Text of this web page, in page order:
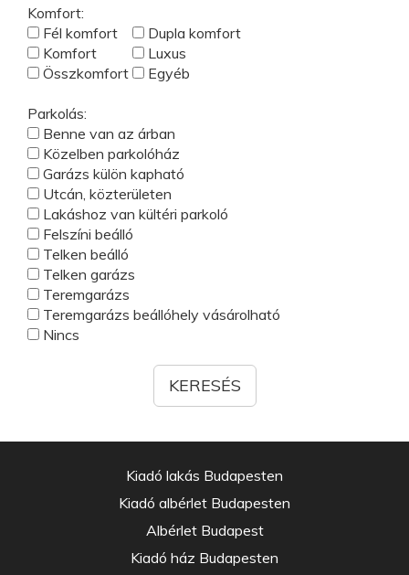
Komfort:
Fél komfort
Komfort
Összkomfort
Dupla komfort
Luxus
Egyéb
Parkolás:
Benne van az árban
Közelben parkolóház
Garázs külön kapható
Utcán, közterületen
Lakáshoz van kültéri parkoló
Felszíni beálló
Telken beálló
Telken garázs
Teremgarázs
Teremgarázs beállóhely vásárolható
Nincs
Kiadó lakás Budapesten
Kiadó albérlet Budapesten
Albérlet Budapest
Kiadó ház Budapesten